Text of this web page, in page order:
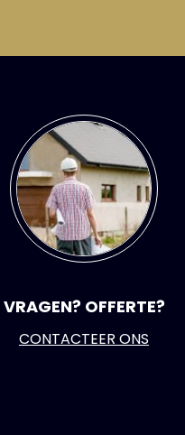
VRAGEN? OFFERTE?
CONTACTEER ONS